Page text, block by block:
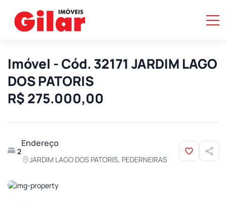
Imóvel - Cód. 32171 JARDIM LAGO
DOS PATORIS
R$ 275.000,00
2
Endereço
JARDIM LAGO DOS PATORIS, PEDERNEIRAS